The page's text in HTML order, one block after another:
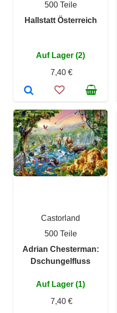
500 Teile
Hallstatt Österreich
Auf Lager (2)
7,40 €
Castorland
500 Teile
Adrian Chesterman:
Dschungelfluss
Auf Lager (1)
7,40 €